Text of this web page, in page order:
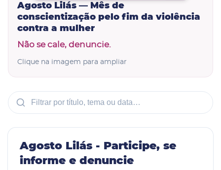
Agosto Lilás — Mês de
conscientização pelo fim da violência
contra a mulher
Não se cale, denuncie.
Clique na imagem para ampliar
04 Ago 2026
Vídeo
Agosto Lilás - Participe, se
informe e denuncie